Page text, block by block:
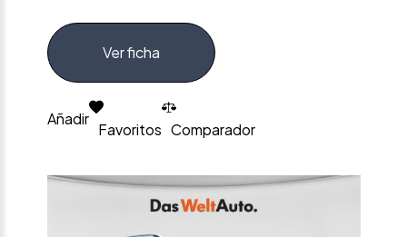
Ver ficha
Añadir
Favoritos Comparador